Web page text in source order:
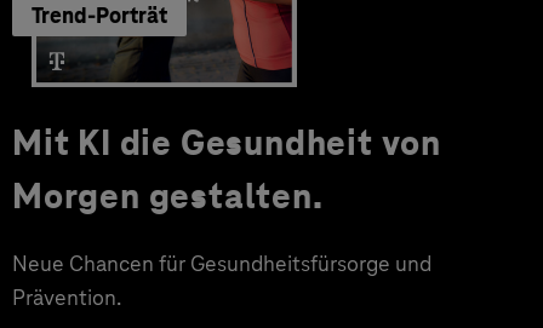
Trend-Porträt
Mit KI die Gesundheit von
Morgen gestalten.
Neue Chancen für Gesundheitsfürsorge und
Prävention.